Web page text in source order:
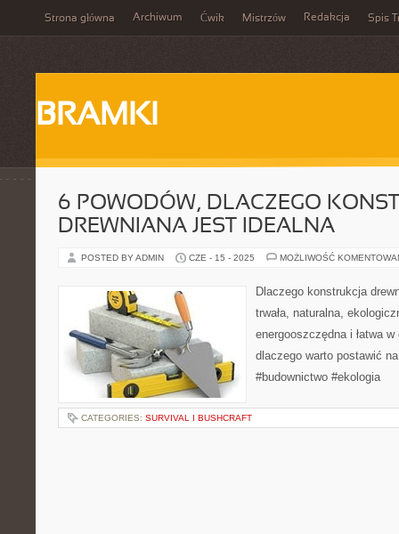
Strona główna Archiwum Ćwik Mistrzów Redakcja Spis
BRAMKI
6 POWODÓW, DLACZEGO
DREWNIANA JEST IDEALNA
POSTED BY ADMIN CZE - 15 - 2025 MOŻLIWOŚĆ
Dlaczego konstrukcja
trwała, naturalna,
energooszczędna i łatwa
dlaczego warto postawić
#budownictwo #ekologia
CATEGORIES: SURVIVAL I BUSHCRAFT